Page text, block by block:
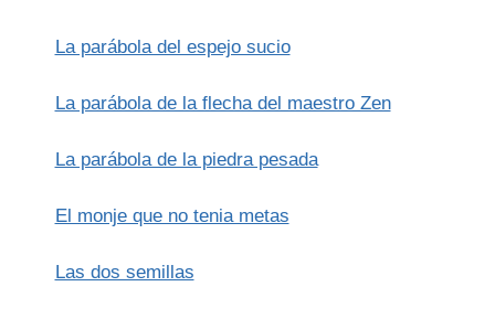
LAS
La parábola del espejo sucio
La parábola de la flecha del maestro Zen
La parábola de la piedra pesada
El monje que no tenia metas
Las dos semillas